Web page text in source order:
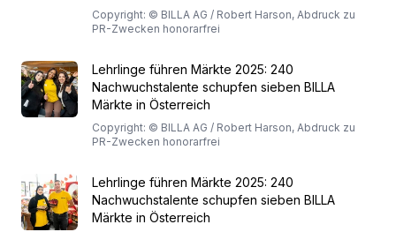
Copyright: © BILLA AG / Robert Harson, Abdruck zu
PR-Zwecken honorarfrei
Lehrlinge führen Märkte 2025: 240
Nachwuchstalente schupfen sieben BILLA
Märkte in Österreich
Copyright: © BILLA AG / Robert Harson, Abdruck zu
PR-Zwecken honorarfrei
Lehrlinge führen Märkte 2025: 240
Nachwuchstalente schupfen sieben BILLA
Märkte in Österreich